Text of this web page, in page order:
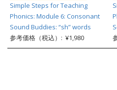
Simple Steps for Teaching
Phonics: Module 6: Consonant
Sound Buddies: “sh” words
参考価格（税込）: ¥1,980